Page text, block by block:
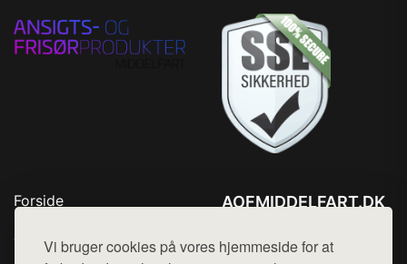
Vi bruger cookies på vores hjemmeside for at
Forside
Top Rabatter
AOFMIDDELFART.DK